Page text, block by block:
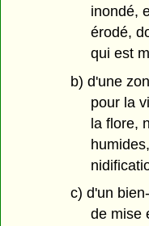
inondé,
érodé,
qui est
b) d'une
pour la
la flore,
c) d'un
de mise